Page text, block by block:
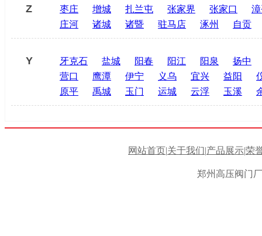
Z 枣庄 增城 扎兰屯 张家界 张家口
庄河
诸城 诸暨 驻马店 涿州 自贡
Y 牙克石 盐城 阳春 阳江 阳泉
扬中
营口
鹰潭 伊宁 义乌 宜兴 益阳
原平
禹城 玉门 运城 云浮 玉溪
网站首页|关于我们|产品展示|荣
郑州高压阀门